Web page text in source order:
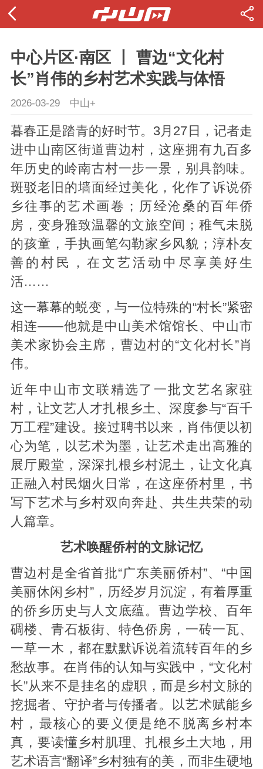
中心片区·南区 丨 曹边“文化村
长”肖伟的乡村艺术实践与体悟
2026-03-29 中山+
暮春正是踏青的好时节。3月27日，记者走
进中山南区街道曹边村，这座拥有九百多
年历史的岭南古村一步一景，别具韵味。
斑驳老旧的墙面经过美化，化作了诉说侨
乡往事的艺术画卷；历经沧桑的百年侨
房，变身雅致温馨的文旅空间；稚气未脱
的孩童，手执画笔勾勒家乡风貌；淳朴友
善的村民，在文艺活动中尽享美好生
活……
这一幕幕的蜕变，与一位特殊的“村长”紧密
相连——他就是中山美术馆馆长、中山市
美术家协会主席，曹边村的“文化村长”肖
伟。
近年中山市文联精选了一批文艺名家驻
村，让文艺人才扎根乡土、深度参与“百千
万工程”建设。接过聘书以来，肖伟便以初
心为笔，以艺术为墨，让艺术走出高雅的
展厅殿堂，深深扎根乡村泥土，让文化真
正融入村民烟火日常，在这座侨村里，书
写下艺术与乡村双向奔赴、共生共荣的动
人篇章。
艺术唤醒侨村的文脉记忆
曹边村是全省首批“广东美丽侨村”、“‌中国
美丽休闲乡村‌”‌，历经岁月沉淀，有着厚重
的侨乡历史与人文底蕴。曹边学校、百年
碉楼、青石板街、特色侨房，一砖一瓦、
一草一木，都在默默诉说着流转百年的乡
愁故事。在肖伟的认知与实践中，“文化村
长”从来不是挂名的虚职，而是乡村文脉的
挖掘者、守护者与传播者。以艺术赋能乡
村，最核心的要义便是绝不脱离乡村本
真，要读懂乡村肌理、扎根乡土大地，用
艺术语言“翻译”乡村独有的美，而非生硬地